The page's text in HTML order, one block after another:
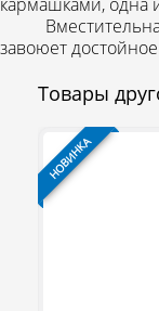
завоюет
Товары
НОВИНКА